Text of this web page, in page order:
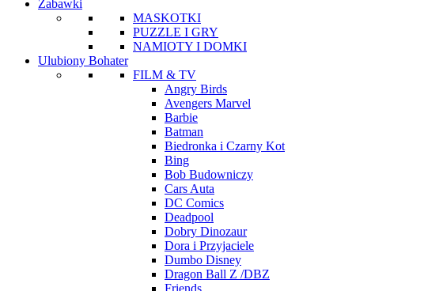
Zabawki
MASKOTKI
PUZZLE I GRY
NAMIOTY I DOMKI
Ulubiony Bohater
FILM & TV
Angry Birds
Avengers Marvel
Barbie
Batman
Biedronka i Czarny Kot
Bing
Bob Budowniczy
Cars Auta
DC Comics
Deadpool
Dobry Dinozaur
Dora i Przyjaciele
Dumbo Disney
Dragon Ball Z /DBZ